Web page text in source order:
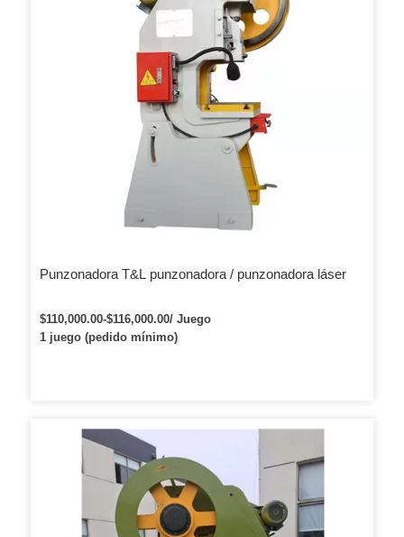
Punzonadora T&L punzonadora / punzonadora láser
$110,000.00-$116,000.00/ Juego
1 juego (pedido mínimo)